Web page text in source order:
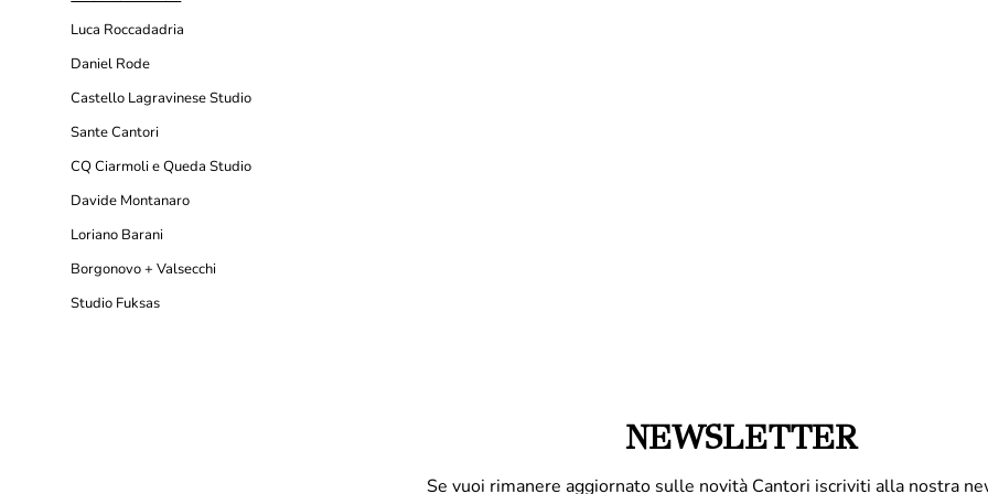
Luca Roccadadria
Daniel Rode
Castello Lagravinese Studio
Sante Cantori
CQ Ciarmoli e Queda Studio
Davide Montanaro
Loriano Barani
Borgonovo + Valsecchi
Studio Fuksas
NEWSLETTER
Se vuoi rimanere aggiornato sulle novità Cantori iscriviti alla nostra